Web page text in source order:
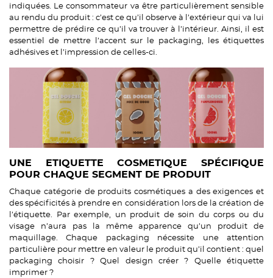
indiquées. Le consommateur va être particulièrement sensible
au rendu du produit : c’est ce qu’il observe à l’extérieur qui va lui
permettre de prédire ce qu’il va trouver à l’intérieur. Ainsi, il est
essentiel de mettre l’accent sur le packaging, les étiquettes
adhésives et l’impression de celles-ci.
UNE ETIQUETTE COSMETIQUE SPÉCIFIQUE
POUR CHAQUE SEGMENT DE PRODUIT
Chaque catégorie de produits cosmétiques a des exigences et
des spécificités à prendre en considération lors de la création de
l’étiquette. Par exemple, un produit de soin du corps ou du
visage n’aura pas la même apparence qu’un produit de
maquillage. Chaque packaging nécessite une attention
particulière pour mettre en valeur le produit qu’il contient : quel
packaging choisir ? Quel design créer ? Quelle étiquette
imprimer ?